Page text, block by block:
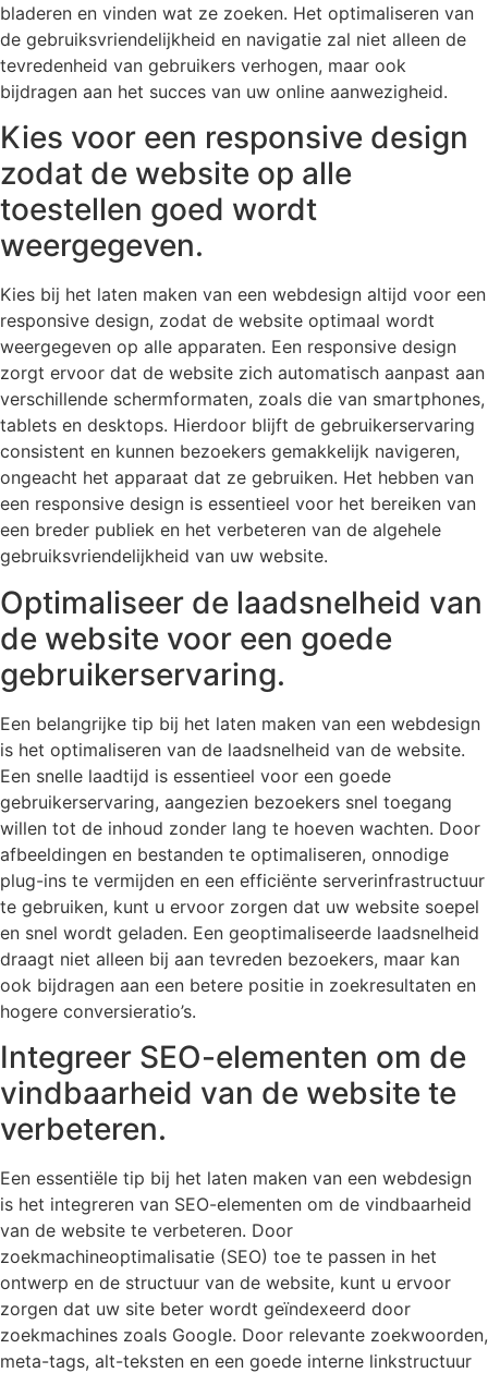
bladeren en vinden wat ze zoeken. Het optimaliseren van
de gebruiksvriendelijkheid en navigatie zal niet alleen de
tevredenheid van gebruikers verhogen, maar ook
bijdragen aan het succes van uw online aanwezigheid.
Kies voor een responsive design
zodat de website op alle
toestellen goed wordt
weergegeven.
Kies bij het laten maken van een webdesign altijd voor een
responsive design, zodat de website optimaal wordt
weergegeven op alle apparaten. Een responsive design
zorgt ervoor dat de website zich automatisch aanpast aan
verschillende schermformaten, zoals die van smartphones,
tablets en desktops. Hierdoor blijft de gebruikerservaring
consistent en kunnen bezoekers gemakkelijk navigeren,
ongeacht het apparaat dat ze gebruiken. Het hebben van
een responsive design is essentieel voor het bereiken van
een breder publiek en het verbeteren van de algehele
gebruiksvriendelijkheid van uw website.
Optimaliseer de laadsnelheid van
de website voor een goede
gebruikerservaring.
Een belangrijke tip bij het laten maken van een webdesign
is het optimaliseren van de laadsnelheid van de website.
Een snelle laadtijd is essentieel voor een goede
gebruikerservaring, aangezien bezoekers snel toegang
willen tot de inhoud zonder lang te hoeven wachten. Door
afbeeldingen en bestanden te optimaliseren, onnodige
plug-ins te vermijden en een efficiënte serverinfrastructuur
te gebruiken, kunt u ervoor zorgen dat uw website soepel
en snel wordt geladen. Een geoptimaliseerde laadsnelheid
draagt niet alleen bij aan tevreden bezoekers, maar kan
ook bijdragen aan een betere positie in zoekresultaten en
hogere conversieratio’s.
Integreer SEO-elementen om de
vindbaarheid van de website te
verbeteren.
Een essentiële tip bij het laten maken van een webdesign
is het integreren van SEO-elementen om de vindbaarheid
van de website te verbeteren. Door
zoekmachineoptimalisatie (SEO) toe te passen in het
ontwerp en de structuur van de website, kunt u ervoor
zorgen dat uw site beter wordt geïndexeerd door
zoekmachines zoals Google. Door relevante zoekwoorden,
meta-tags, alt-teksten en een goede interne linkstructuur